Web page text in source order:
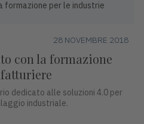
28 NOVEMBRE 2018
con la formazione
dedicato alle soluzioni 4.0 per
industriale.